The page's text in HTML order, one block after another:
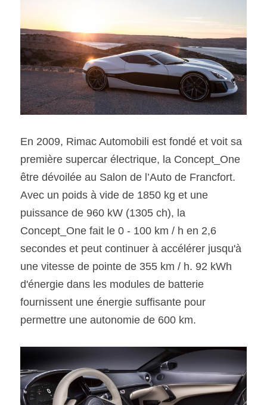
En 2009, Rimac Automobili est fondé et voit sa
première supercar électrique, la Concept_One
être dévoilée au Salon de l’Auto de Francfort.
Avec un poids à vide de 1850 kg et une
puissance de 960 kW (1305 ch), la
Concept_One fait le 0 - 100 km / h en 2,6
secondes et peut continuer à accélérer jusqu'à
une vitesse de pointe de 355 km / h. 92 kWh
d'énergie dans les modules de batterie
fournissent une énergie suffisante pour
permettre une autonomie de 600 km.